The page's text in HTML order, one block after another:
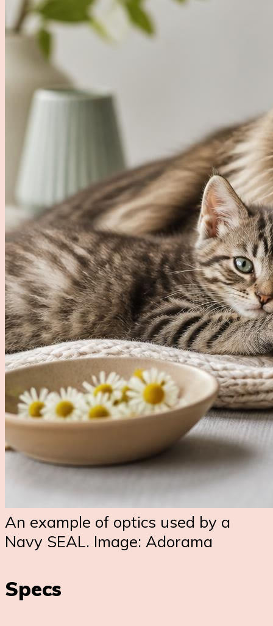
An example of optics used by a
Navy SEAL. Image: Adorama
Specs